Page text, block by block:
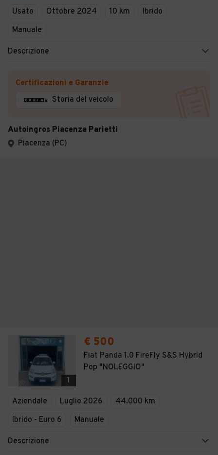
Usato Ottobre 2024 10 km
Ibrido
Manuale
Descrizione
Certificazioni e Garanzie
Storia del veicolo
Autoingros Piacenza Parietti
Piacenza (PC)
1
€ 500
Fiat Panda 1.0 FireFly S&S Hybrid
Pop "NOLEGGIO"
Aziendale Luglio 2026
44.000 km
Ibrido - Euro 6
Manuale
Descrizione